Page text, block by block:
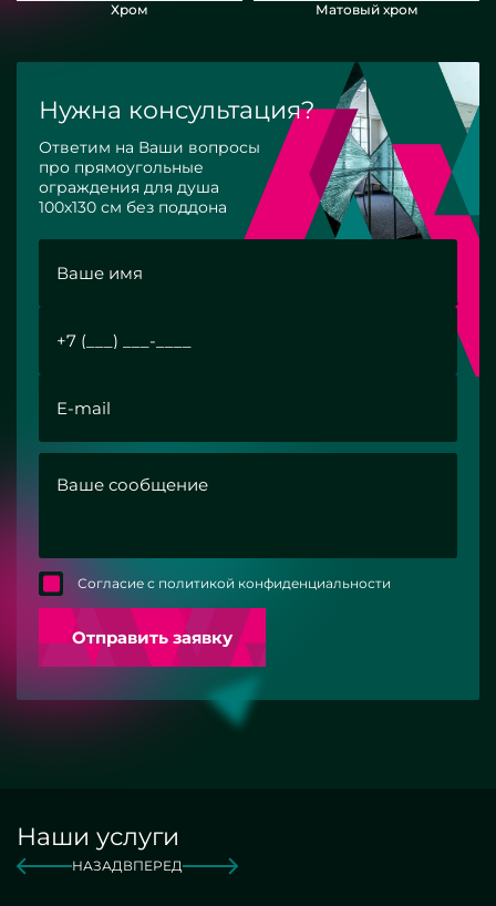
Хром Матовый хром
Нужна консультация?
Ответим на Ваши вопросы
про прямоугольные
ограждения для душа
100х130 см без поддона
Согласие с политикой конфиденциальности
Отправить заявку
Наши услуги
НАЗАДВПЕРЕД